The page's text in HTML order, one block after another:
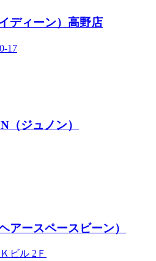
ディーン）高野店
ジュノン）
アースペースビーン）
ビル 2Ｆ